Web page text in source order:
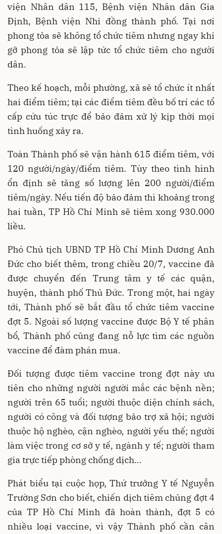
viện Nhân dân 115, Bệnh viện Nhân dân Gia
Định, Bệnh viện Nhi đồng thành phố. Tại nơi
phong tỏa sẽ không tổ chức tiêm nhưng ngay khi
gỡ phong tỏa sẽ lập tức tổ chức tiêm cho người
dân.
Theo kế hoạch, mỗi phường, xã sẽ tổ chức ít nhất
hai điểm tiêm; tại các điểm tiêm đều bố trí các tổ
cấp cứu túc trực để bảo đảm xử lý kịp thời mọi
tình huống xảy ra.
Toàn Thành phố sẽ vận hành 615 điểm tiêm, với
120 người/ngày/điểm tiêm. Tùy theo tình hình
ổn định sẽ tăng số lượng lên 200 người/điểm
tiêm/ngày. Nếu tiến độ bảo đảm thì khoảng trong
hai tuần, TP Hồ Chí Minh sẽ tiêm xong 930.000
liều.
Phó Chủ tịch UBND TP Hồ Chí Minh Dương Anh
Đức cho biết thêm, trong chiều 20/7, vaccine đã
được chuyển đến Trung tâm y tế các quận,
huyện, thành phố Thủ Đức. Trong một, hai ngày
tới, Thành phố sẽ bắt đầu tổ chức tiêm vaccine
đợt 5. Ngoài số lượng vaccine được Bộ Y tế phân
bổ, Thành phố cũng đang nỗ lực tìm các nguồn
vaccine để đàm phán mua.
Đối tượng được tiêm vaccine trong đợt này ưu
tiên cho những người người mắc các bệnh nền;
người trên 65 tuổi; người thuộc diện chính sách,
người có công và đối tượng bảo trợ xã hội; người
thuộc hộ nghèo, cận nghèo, người yếu thế; người
làm việc trong cơ sở y tế, ngành y tế; người tham
gia trực tiếp phòng chống dịch…
Phát biểu tại cuộc họp, Thứ trưởng Y tế Nguyễn
Trường Sơn cho biết, chiến dịch tiêm chủng đợt 4
của TP Hồ Chí Minh đã hoàn thành, đợt 5 có
nhiều loại vaccine, vì vậy Thành phố cần cân